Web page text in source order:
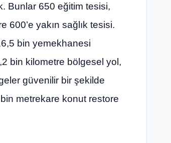
Bunlar 650 eğitim tesisi,
600’e yakın sağlık tesisi.
bin yemekhanesi
bin kilometre bölgesel yol,
güvenilir bir şekilde
metrekare konut restore